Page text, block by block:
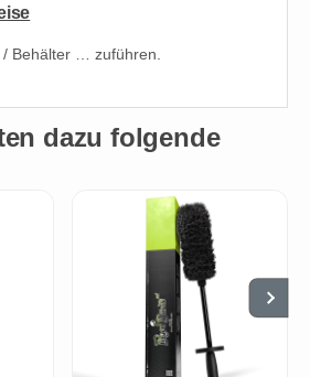
Behälter … zuführen.
dazu folgende